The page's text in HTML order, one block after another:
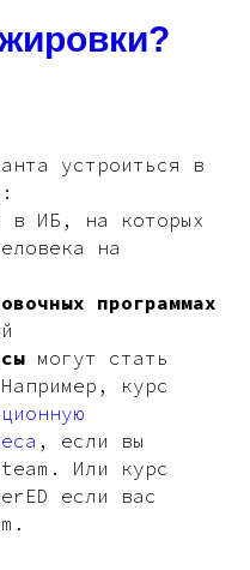
устроиться в
в ИБ, на которых
на
программах
могут стать
курс
, если вы
Или курс
если вас